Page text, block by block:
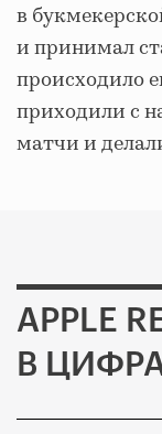
в
и принимал
происходило
приходили с
матчи и
APPLE
В